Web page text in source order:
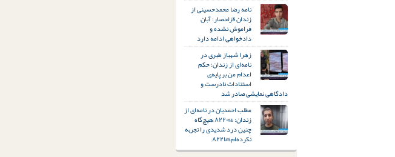
نامه رضا محمدحسینی از
زندان قزلحصار: آبان
فراموش نشده و
دادخواهی ادامه دارد
زهرا شهباز طبری در
نامه‌ای از زندان: حکم
اعدام من بر پایه‌ی
استنادات نادرست و
دادگاهی نمایشی صادر شد
مطلب احمدیان در نامه‌ای از
زندان: &#۸۲۲۰;هیچ‌گاه
چنین درد شدیدی را تجربه
نکرده‌ام&#۸۲۲۱;